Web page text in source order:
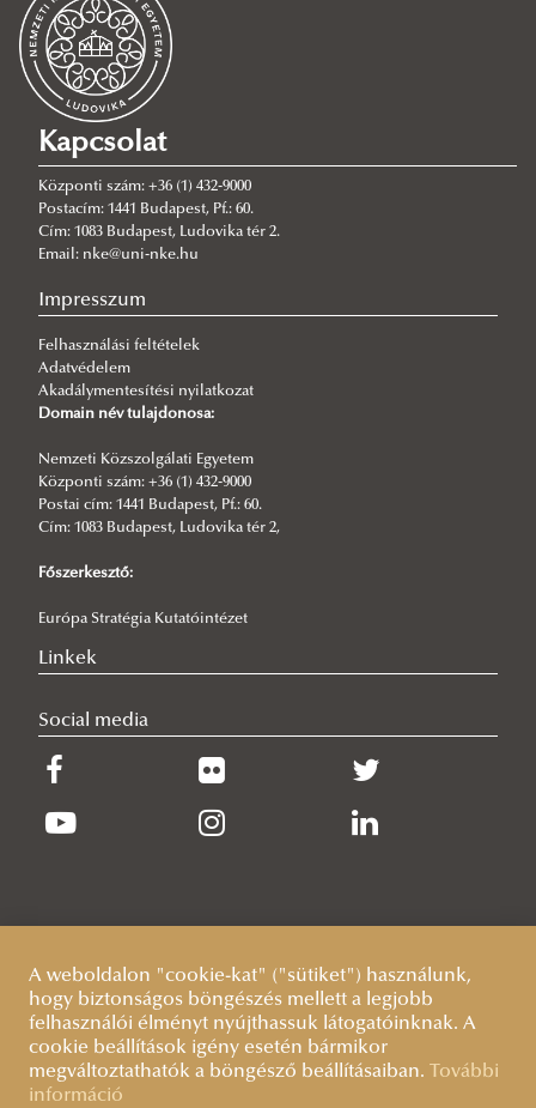
2026/06/29
Kerekasztalbeszélgetés keretében értékeltük a Francia választások
tapasztalatait és esélyeit
2026/05/27
Kutatónk a koszovói politikai helyzetről szóló konferencia
panelbeszélgetésén vett részt
2026/05/13
Franciaország két választás között - A lezajlott helyhatósági
választások és a jövő év tavaszán esedékes elnökválasztás közötti
2026/04/22
Az Európai Unió előtt álló kihívások és lehetőségek
Könvyfordításban vett részt kutatónk
Q1-es publikáció intézetünkben
2026/02/25
MÁTHÉ RÉKA ZSUZSÁNNA MODERÁTORKÉNT
Új vezető az EUSTRAT élén - Pesztericz-Kalas Vivien bemutatkozása
2025/12/08
Globális MI-verseny, három modell – Pató Viktória Lilla részvétele
Kapcsolat
Központi szám: +36 (1) 432-9000
Postacím: 1441 Budapest, Pf.: 60.
Cím: 1083 Budapest, Ludovika tér 2.
Email: nke@uni-nke.hu
Impresszum
Felhasználási feltételek
Adatvédelem
Akadálymentesítési nyilatkozat
Domain név tulajdonosa:
Nemzeti Közszolgálati Egyetem
Központi szám: +36 (1) 432-9000
Postai cím: 1441 Budapest, Pf.: 60.
Cím: 1083 Budapest, Ludovika tér 2,
Főszerkesztő:
Európa Stratégia Kutatóintézet
Linkek
Social media
A weboldalon "cookie-kat" ("sütiket") használunk,
hogy biztonságos böngészés mellett a legjobb
felhasználói élményt nyújthassuk látogatóinknak. A
cookie beállítások igény esetén bármikor
megváltoztathatók a böngésző beállításaiban.
További
információ